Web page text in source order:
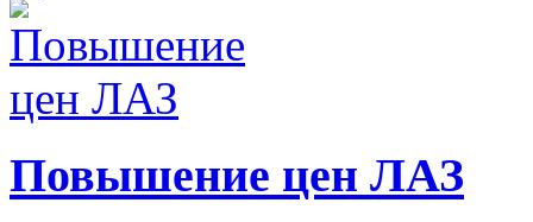
Повышение цен ЛАЗ